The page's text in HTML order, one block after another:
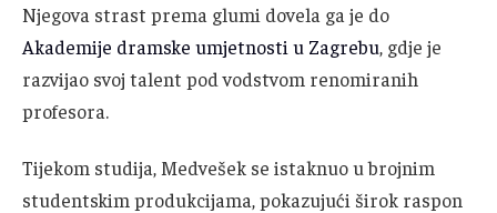
Njegova strast prema glumi dovela ga je do
Akademije dramske umjetnosti u Zagrebu, gdje je
razvijao svoj talent pod vodstvom renomiranih
profesora.
Tijekom studija, Medvešek se istaknuo u brojnim
studentskim produkcijama, pokazujući širok raspon